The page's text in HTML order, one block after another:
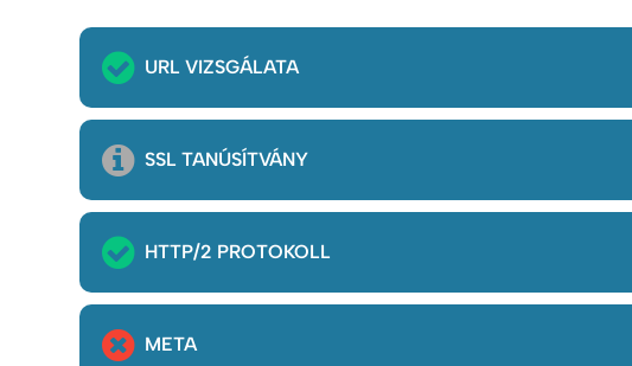
URL VIZSGÁLATA
SSL TANÚSÍTVÁNY
HTTP/2 PROTOKOLL
META